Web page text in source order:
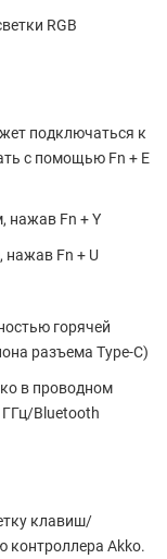
RGB
подключаться к
с помощью Fn + E
нажав Fn + Y
нажав Fn + U
горячей
разъема Type-C)
в проводном
Bluetooth
клавиш/
Akko.